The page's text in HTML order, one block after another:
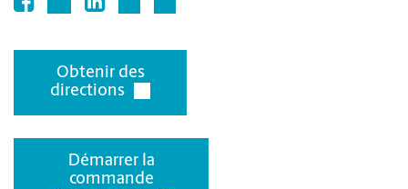
Obtenir des
directions
Démarrer la
commande